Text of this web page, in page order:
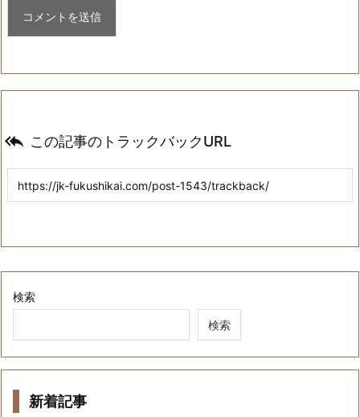
 この記事のトラックバックURL
検索
検索
新着記事